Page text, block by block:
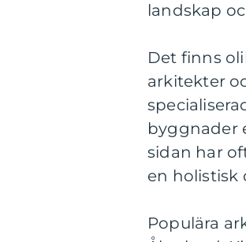
landskap
Det finns
arkitekter
byggnader
sidan har
en holistisk
Populära